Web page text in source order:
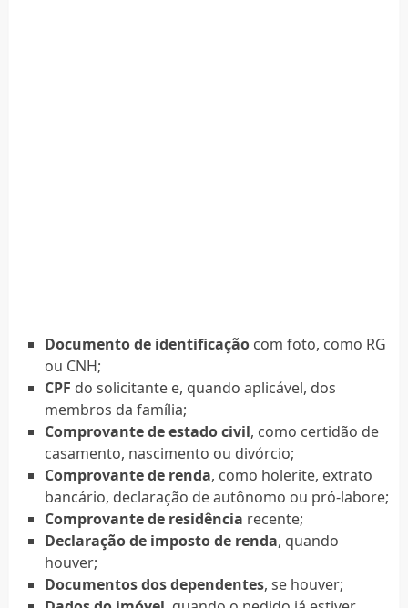
Documento de identificaçãocom foto, como RG
ou CNH;
CPF do solicitante e, quando aplicável, dos
membros da família;
Comprovante de estado civil, como certidão de
casamento, nascimento ou divórcio;
Comprovante de renda, como holerite, extrato
bancário, declaração de autônomo ou pró-labore;
Comprovante de residência recente;
Declaração de imposto de renda, quando
houver;
Documentos dos dependentes, se houver;